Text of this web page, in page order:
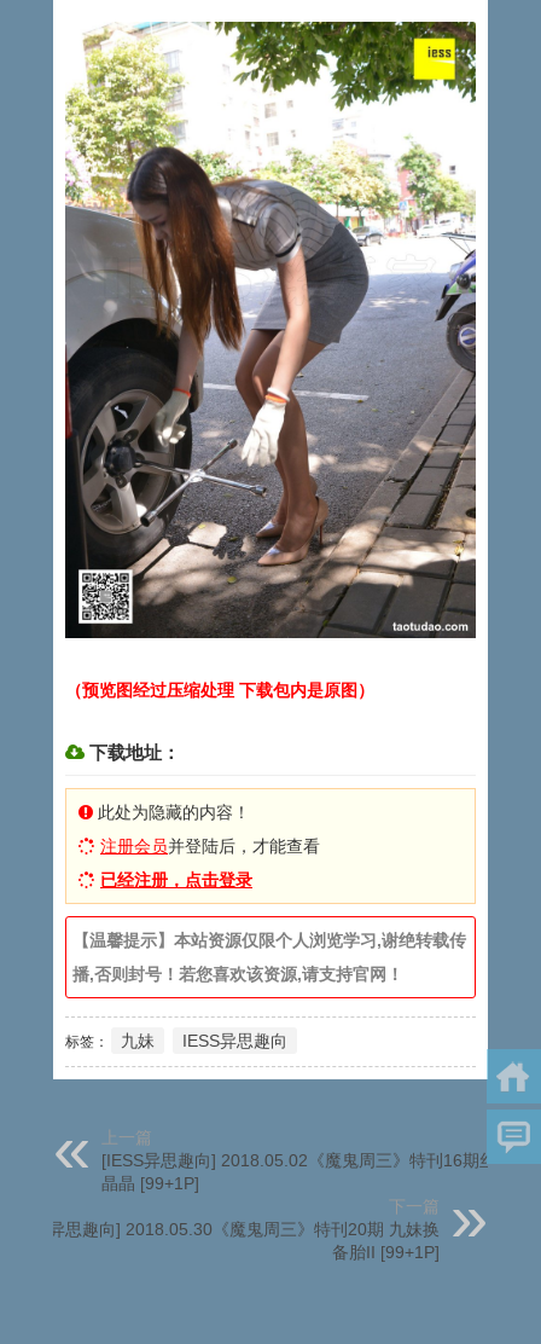
（预览图经过压缩处理 下载包内是原图）
下载地址：
此处为隐藏的内容！
注册会员并登陆后，才能查看
已经注册，点击登录
【温馨提示】本站资源仅限个人浏览学习,谢绝转载传
播,否则封号！若您喜欢该资源,请支持官网！
标签： 九妹 IESS异思趣向
上一篇
[IESS异思趣向] 2018.05.02《魔鬼周三》特刊16期丝启蒙
晶晶 [99+1P]
下一篇
[IESS异思趣向] 2018.05.30《魔鬼周三》特刊20期 九妹换
备胎II [99+1P]